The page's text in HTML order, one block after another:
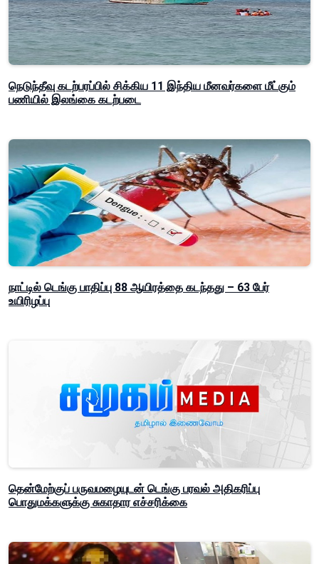
நெடுந்தீவு கடற்பரப்பில் சிக்கிய 11 இந்திய மீனவர்களை மீட்கும்
பணியில் இலங்கை கடற்படை
நாட்டில் டெங்கு பாதிப்பு 88 ஆயிரத்தை கடந்தது – 63 பேர்
உயிரிழப்பு
தென்மேற்குப் பருவமழையுடன் டெங்கு பரவல் அதிகரிப்பு
பொதுமக்களுக்கு சுகாதார எச்சரிக்கை